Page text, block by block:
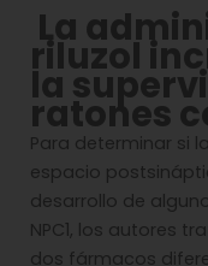
La
riluzol
la
ratones
Para determinar si
espacio
desarrollo de
NPC1, los autores
dos fármacos